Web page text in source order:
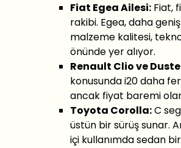
Fiat Egea Ailesi: Fiat,
rakibi. Egea, daha
malzeme kalitesi,
önünde yer alıyor.
Renault Clio ve
konusunda i20 daha
ancak fiyat baremi
Toyota Corolla:C
üstün bir sürüş sunar.
içi kullanımda sedan